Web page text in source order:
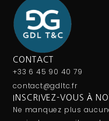
CONTACT
+33 6 45 90 40 79
contact@gdltc.fr
INSCRIVEZ-VOUS À
Ne manquez plus